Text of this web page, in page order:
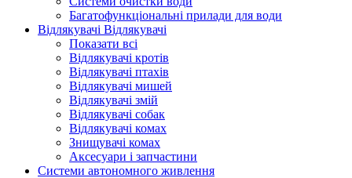
Багатофункціональні прилади для води
Відлякувачі Відлякувачі
Показати всі
Відлякувачі кротів
Відлякувачі птахів
Відлякувачі мишей
Відлякувачі змій
Відлякувачі собак
Відлякувачі комах
Знищувачі комах
Аксесуари і запчастини
Системи автономного живлення